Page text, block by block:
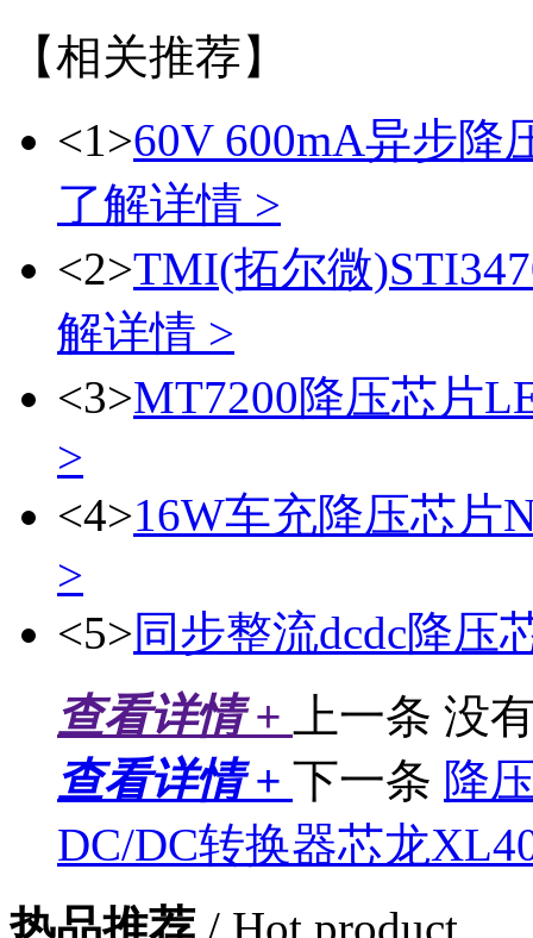
【相关推荐】
<1>60V 600mA异步降
了解详情 >
<2>TMI(拓尔微
解详情 >
<3>MT7200降压芯片
>
<4>16W车充降压芯片
>
<5>同步整流dcdc降压
查看详情 +
上一条 没
查看详情 + 下一条 降
DC/DC转换器芯龙
热品推荐 / Hot product